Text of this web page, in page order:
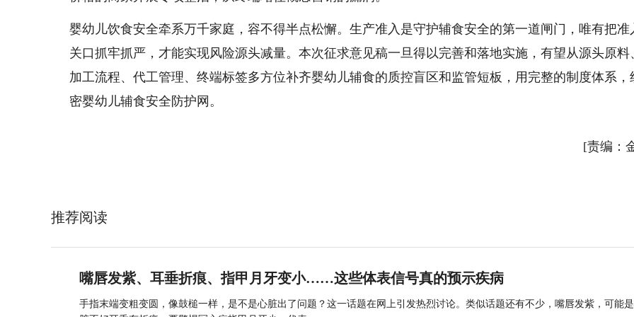
婴幼儿饮食安全牵系万千家庭，容不得半点松懈。生产准入是守护辅食安全的第一道闸门，唯有把准
关口抓牢抓严，才能实现风险源头减量。本次征求意见稿一旦得以完善和落地实施，有望从源头原料
加工流程、代工管理、终端标签多方位补齐婴幼儿辅食的质控盲区和监管短板，用完整的制度体系，
密婴幼儿辅食安全防护网。
[责编：
推荐阅读
嘴唇发紫、耳垂折痕、指甲月牙变小……这些体表信号真的预示疾病
手指末端变粗变圆，像鼓槌一样，是不是心脏出了问题？这一话题在网上引发热烈讨论。类似话题还有不少，嘴唇发紫，可能